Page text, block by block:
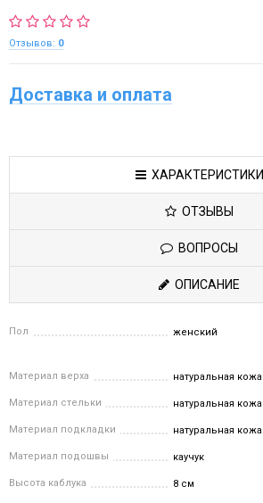
Отзывов: 0
Доставка и оплата
ХАРАКТЕРИСТИКИ
ОТЗЫВЫ
ВОПРОСЫ
ОПИСАНИЕ
Пол женский
Материал верха натуральная кожа
Материал стельки натуральная кожа
Материал подкладки натуральная кожа
Материал подошвы каучук
Высота каблука 8 см